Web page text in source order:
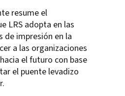
resume el
LRS adopta en las
de impresión en la
a las organizaciones
el futuro con base
el puente levadizo